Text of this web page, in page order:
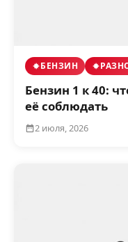
БЕНЗИН
Бензин 1 к 40:
её соблюдать
2 июля, 2026